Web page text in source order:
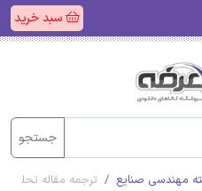
سبد خرید
جستجو
مهندسی صنایع ترجمه مقاله تحلیل